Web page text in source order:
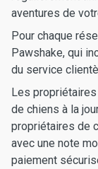
aventures de
Pour chaque
Pawshake, qui
du service
Les
de chiens à la
propriétaires de
avec une note
paiement